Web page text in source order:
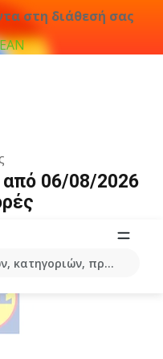
στη διάθεσή σας
κατηγοριών, προϊόντων...
από 06/08/2026